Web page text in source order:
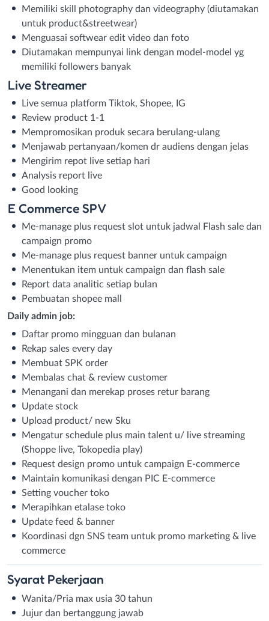
Memiliki skill photography dan videography (diutamakan
untuk product&streetwear)
Menguasai softwear edit video dan foto
Diutamakan mempunyai link dengan model-model yg
memiliki followers banyak
Live Streamer
Live semua platform Tiktok, Shopee, IG
Review product 1-1
Mempromosikan produk secara berulang-ulang
Menjawab pertanyaan/komen dr audiens dengan jelas
Mengirim repot live setiap hari
Analysis report live
Good looking
E Commerce SPV
Me-manage plus request slot untuk jadwal Flash sale dan
campaign promo
Me-manage plus request banner untuk campaign
Menentukan item untuk campaign dan flash sale
Report data analitic setiap bulan
Pembuatan shopee mall
Daily admin job:
Daftar promo mingguan dan bulanan
Rekap sales every day
Membuat SPK order
Membalas chat & review customer
Menangani dan merekap proses retur barang
Update stock
Upload product/ new Sku
Mengatur schedule plus main talent u/ live streaming
(Shoppe live, Tokopedia play)
Request design promo untuk campaign E-commerce
Maintain komunikasi dengan PIC E-commerce
Setting voucher toko
Merapihkan etalase toko
Update feed & banner
Koordinasi dgn SNS team untuk promo marketing & live
commerce
Syarat Pekerjaan
Wanita/Pria max usia 30 tahun
Jujur dan bertanggung jawab